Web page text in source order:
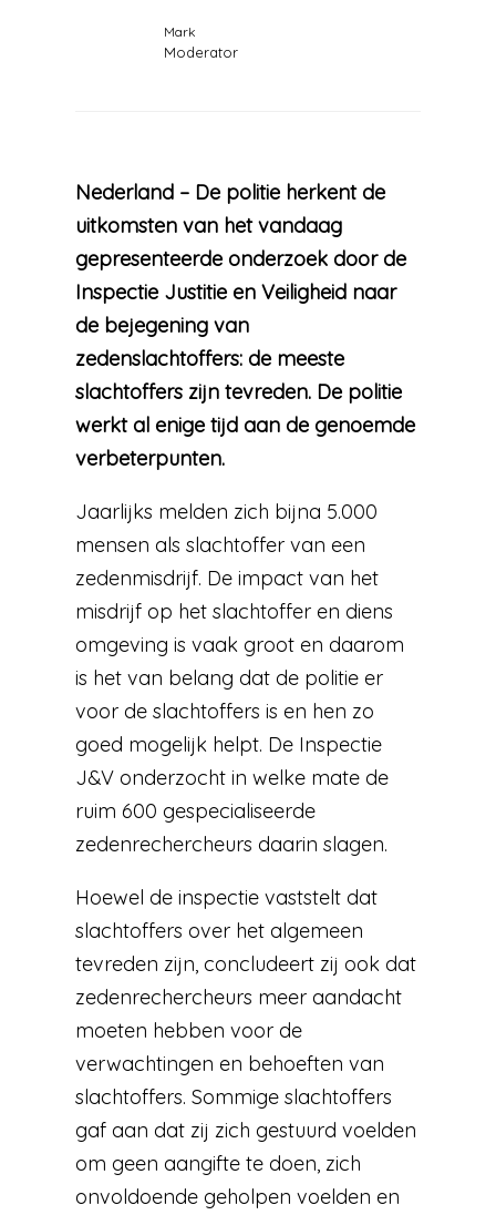
Mark
Moderator
Nederland – De politie herkent de
uitkomsten van het vandaag
gepresenteerde onderzoek door de
Inspectie Justitie en Veiligheid naar
de bejegening van
zedenslachtoffers: de meeste
slachtoffers zijn tevreden. De politie
werkt al enige tijd aan de genoemde
verbeterpunten.
Jaarlijks melden zich bijna 5.000
mensen als slachtoffer van een
zedenmisdrijf. De impact van het
misdrijf op het slachtoffer en diens
omgeving is vaak groot en daarom
is het van belang dat de politie er
voor de slachtoffers is en hen zo
goed mogelijk helpt. De Inspectie
J&V onderzocht in welke mate de
ruim 600 gespecialiseerde
zedenrechercheurs daarin slagen.
Hoewel de inspectie vaststelt dat
slachtoffers over het algemeen
tevreden zijn, concludeert zij ook dat
zedenrechercheurs meer aandacht
moeten hebben voor de
verwachtingen en behoeften van
slachtoffers. Sommige slachtoffers
gaf aan dat zij zich gestuurd voelden
om geen aangifte te doen, zich
onvoldoende geholpen voelden en